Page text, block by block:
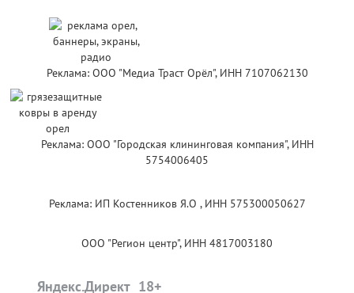
Реклама: ООО "Медиа Траст Орёл", ИНН 7107062130
Реклама: ООО "Городская клининговая компания", ИНН
5754006405
Реклама: ИП Костенников Я.О , ИНН 575300050627
ООО "Регион центр", ИНН 4817003180
Яндекс.Директ